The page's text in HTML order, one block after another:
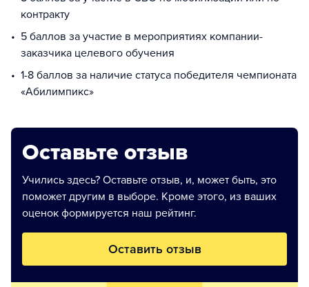
контракту
5 баллов за участие в мероприятиях компании-
заказчика целевого обучения
1-8 баллов за наличие статуса победителя чемпионата
«Абилимпикс»
Оставьте отзыв
Учились здесь? Оставьте отзыв, и, может быть, это
поможет другим в выборе. Кроме этого, из ваших
оценок формируется наш рейтинг.
Оставить отзыв